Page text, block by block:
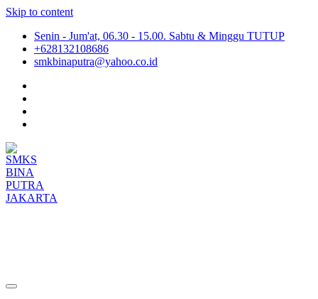
Skip to content
Senin - Jum'at, 06.30 - 15.00. Sabtu & Minggu TUTUP
+628132108686
smkbinaputra@yahoo.co.id